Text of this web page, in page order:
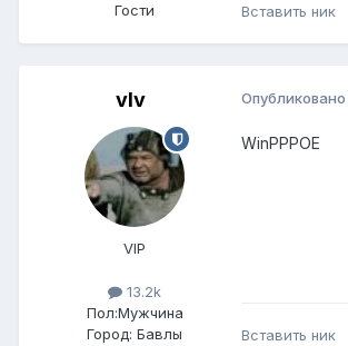
Гости Вставить ник
vIv
VIP
13.2k
Пол:Мужчина
Город: Бавлы
Опубликовано
WinPPPOE
Вставить ник